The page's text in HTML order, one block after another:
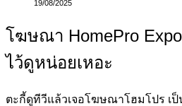
19/08/2025
โฆษณา HomePro
ไว้ดูหน่อยเหอะ
ตะกี้ดูทีวีแล้วเจอโฆษณาโฮมโปร เ